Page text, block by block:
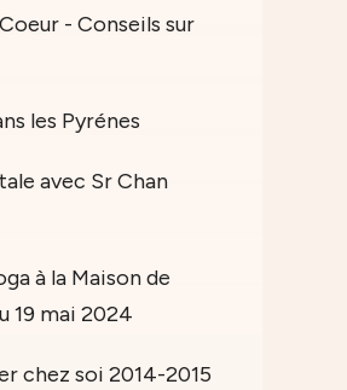
- Conseils sur
les Pyrénes
avec Sr Chan
à la Maison de
19 mai 2024
chez soi 2014-2015